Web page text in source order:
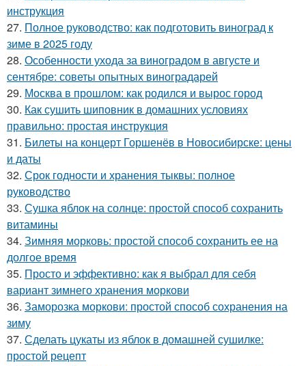
инструкция
27. Полное руководство: как подготовить виноград к
зиме в 2025 году
28. Особенности ухода за виноградом в августе и
сентябре: советы опытных виноградарей
29. Москва в прошлом: как родился и вырос город
30. Как сушить шиповник в домашних условиях
правильно: простая инструкция
31. Билеты на концерт Горшенёв в Новосибирске: цены
и даты
32. Срок годности и хранения тыквы: полное
руководство
33. Сушка яблок на солнце: простой способ сохранить
витамины
34. Зимняя морковь: простой способ сохранить ее на
долгое время
35. Просто и эффективно: как я выбрал для себя
вариант зимнего хранения моркови
36. Заморозка моркови: простой способ сохранения на
зиму
37. Сделать цукаты из яблок в домашней сушилке:
простой рецепт